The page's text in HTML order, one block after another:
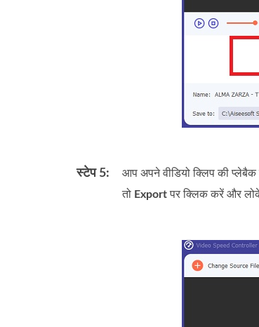
स्टेप 5:
आप अपने वीडियो क्लिप की
तो Exportपर क्लिक करें और